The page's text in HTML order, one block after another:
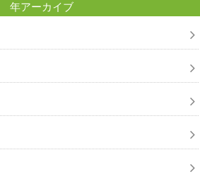
年アーカイブ